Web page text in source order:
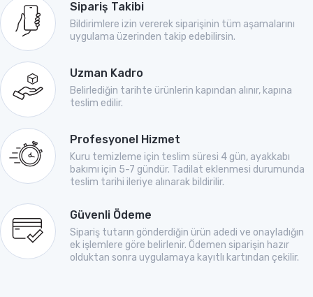
Sipariş Takibi
Bildirimlere izin vererek siparişinin tüm aşamalarını
uygulama üzerinden takip edebilirsin.
Uzman Kadro
Belirlediğin tarihte ürünlerin kapından alınır, kapına
teslim edilir.
Profesyonel Hizmet
Kuru temizleme için teslim süresi 4 gün, ayakkabı
bakımı için 5-7 gündür. Tadilat eklenmesi durumunda
teslim tarihi ileriye alınarak bildirilir.
Güvenli Ödeme
Sipariş tutarın gönderdiğin ürün adedi ve onayladığın
ek işlemlere göre belirlenir. Ödemen siparişin hazır
olduktan sonra uygulamaya kayıtlı kartından çekilir.